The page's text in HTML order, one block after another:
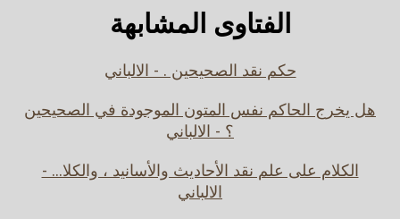
الفتاوى المشابهة
حكم نقد الصحيحين . - الالباني
هل يخرج الحاكم نفس المتون الموجودة في الصحيحين
؟ - الالباني
الكلام على علم نقد الأحاديث والأسانيد ، والكلا... -
الالباني